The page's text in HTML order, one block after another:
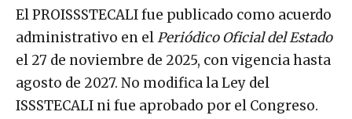
El PROISSSTECALI fue publicado como acuerdo
administrativo en elPeriódico Oficial del Estado
el 27 de noviembre de 2025, con vigencia hasta
agosto de 2027. No modifica la Ley del
ISSSTECALI ni fue aprobado por el Congreso.